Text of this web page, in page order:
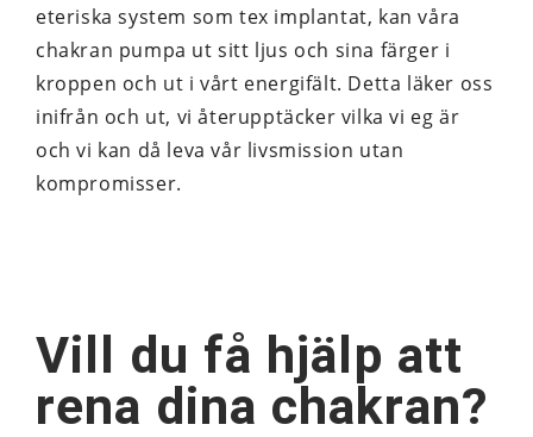
eteriska system som tex implantat, kan våra
chakran pumpa ut sitt ljus och sina färger i
kroppen och ut i vårt energifält. Detta läker oss
inifrån och ut, vi återupptäcker vilka vi eg är
och vi kan då leva vår livsmission utan
kompromisser.
Vill du få hjälp att
rena dina chakran?